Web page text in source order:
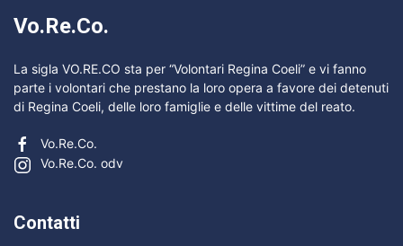
Vo.Re.Co.
La sigla VO.RE.CO sta per “Volontari Regina Coeli” e vi fanno
parte i volontari che prestano la loro opera a favore dei detenuti
di Regina Coeli, delle loro famiglie e delle vittime del reato.
Vo.Re.Co.
Vo.Re.Co. odv
Contatti